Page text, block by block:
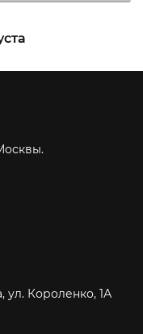
ул. Короленко, 1А